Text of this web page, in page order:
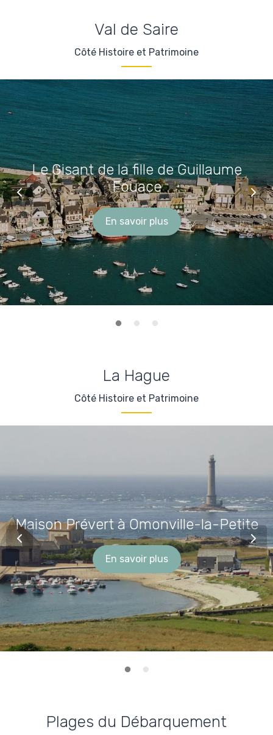
Val de Saire
Côté Histoire et Patrimoine
Le Gisant de la fille de Guillaume
Fouace
En savoir plus
La Hague
Côté Histoire et Patrimoine
Maison Prévert à Omonville-la-Petite
En savoir plus
Plages du Débarquement